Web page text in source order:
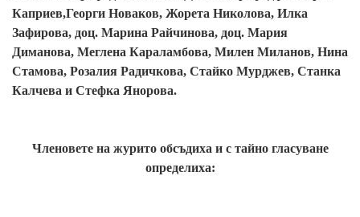
Каприев,Георги Новаков, Жорета Николова, Илка
Зафирова, доц. Марина Райчинова, доц. Мария
Диманова, Меглена Караламбова, Милен Миланов, Нина
Стамова, Розалия Радичкова, Стайко Мурджев, Станка
Калчева и Стефка Янорова.
Членовете на журито обсъдиха и с тайно гласуване
определиха: